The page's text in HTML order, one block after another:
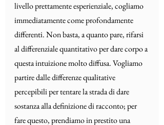
livello prettamente esperienziale, cogliamo
immediatamente come profondamente
differenti. Non basta, a quanto pare, rifarsi
al differenziale quantitativo per dare corpo a
questa intuizione molto diffusa. Vogliamo
partire dalle differenze qualitative
percepibili per tentare la strada di dare
sostanza alla definizione di racconto; per
fare questo, prendiamo in prestito una